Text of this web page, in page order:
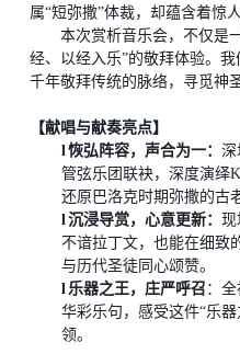
属“短弥撒”体裁，却蕴含着惊
本次赏析音乐会，不仅是
经、以经入乐”的敬拜体验。
千年敬拜传统的脉络，寻觅神
【献唱与献奏亮点】
l恢弘阵容，声合为一： 深
管弦乐团联袂，深度演绎
还原巴洛克时期弥撒的古
l沉浸导赏，心意更新： 现
不谙拉丁文，也能在细致
与历代圣徒同心颂赞。
l乐器之王，庄严呼召 ：
华彩乐句，感受这件“乐器
领。